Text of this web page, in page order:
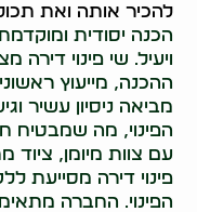
להכיר אותה ואת
הכנה יסודית
ויעיל. שי פינוי
ההכנה, מייעוץ
מביאה ניסיון עשיר
הפינוי, מה שמבטיח
עם צוות מיומן, ציוד
פינוי דירה מסייעת
הפינוי. החברה